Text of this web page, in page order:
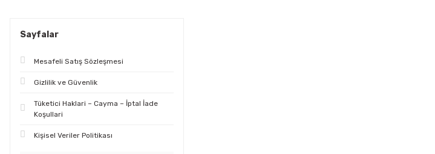
Sayfalar
Mesafeli Satış Sözleşmesi
Gizlilik ve Güvenlik
Tüketici Haklari – Cayma – İptal İade
Koşullari
Kişisel Veriler Politikası